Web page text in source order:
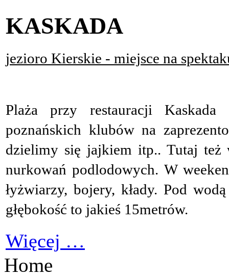
KASKADA
jezioro Kierskie - miejsce na
Plaża przy restauracji
poznańskich klubów na
dzielimy się jajkiem itp.. Tutaj też
nurkowań podlodowych. W
łyżwiarzy, bojery, kłady. Pod
głębokość to jakieś 15metrów.
Więcej …
Home